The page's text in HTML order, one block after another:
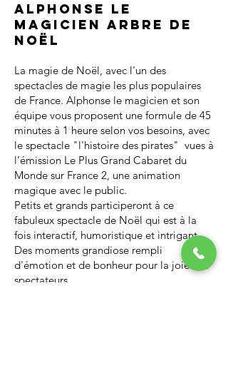
Alphonse le
magicien arbre de
noël
La magie de Noël, avec l'un des
spectacles de magie les plus populaires
de France. Alphonse le magicien et son
équipe vous proposent une formule de 45
minutes à 1 heure selon vos besoins, avec
le spectacle "l'histoire des pirates" vues à
l’émission Le Plus Grand Cabaret du
Monde sur France 2, une animation
magique avec le public.
Petits et grands participeront à ce
fabuleux spectacle de Noël qui est à la
fois interactif, humoristique et intrigant.
Des moments grandiose rempli
d'émotion et de bonheur pour la joie des
spectateurs.